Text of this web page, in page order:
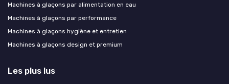
Machines à glaçons par alimentation en eau
Machines à glaçons par performance
Machines à glaçons hygiène et entretien
Machines à glaçons design et premium
Les plus lus